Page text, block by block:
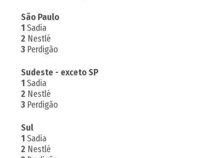
São Paulo
1 Sadia
2 Nestlé
3 Perdigão
Sudeste - exceto SP
1 Sadia
2 Nestlé
3 Perdigão
Sul
1 Sadia
2 Nestlé